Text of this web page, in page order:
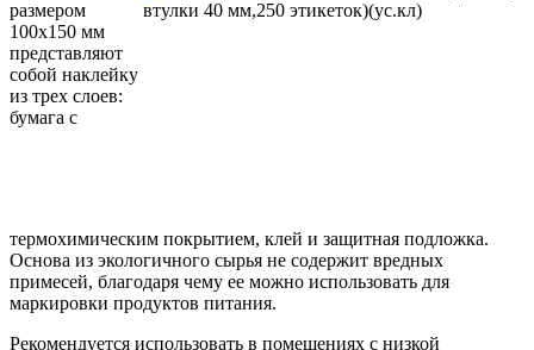
размером
100х150 мм
представляют
собой наклейку
из трех слоев:
бумага с
термохимическим покрытием, клей и защитная подложка.
Основа из экологичного сырья не содержит вредных
примесей, благодаря чему ее можно использовать для
маркировки продуктов питания.
Рекомендуется использовать в помещениях с низкой